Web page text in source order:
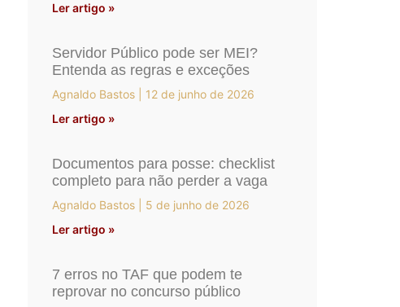
Ler artigo »
Servidor Público pode ser MEI?
Entenda as regras e exceções
Agnaldo Bastos
12 de junho de 2026
Ler artigo »
Documentos para posse: checklist
completo para não perder a vaga
Agnaldo Bastos
5 de junho de 2026
Ler artigo »
7 erros no TAF que podem te
reprovar no concurso público